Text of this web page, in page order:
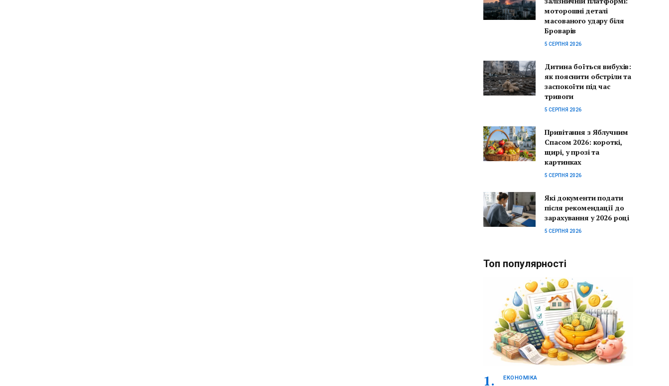
моторошні деталі
масованого удару біля
Броварів
5 СЕРПНЯ 2026
Дитина боїться вибухів:
як пояснити обстріли та
заспокоїти під час
тривоги
5 СЕРПНЯ 2026
Привітання з Яблучним
Спасом 2026: короткі,
щирі, у прозі та
картинках
5 СЕРПНЯ 2026
Які документи подати
після рекомендації до
зарахування у 2026 році
5 СЕРПНЯ 2026
Топ популярності
ЕКОНОМІКА